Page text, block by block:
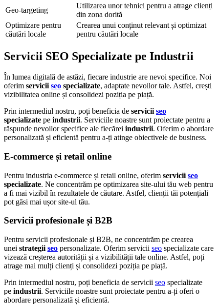
Geo-targeting
Utilizarea unor tehnici pentru a atrage clienți
din zona dorită
Optimizare pentru
căutări locale
Crearea unui conținut relevant și optimizat
pentru căutări locale
Servicii SEO Specializate pe Industrii
În lumea digitală de astăzi, fiecare industrie are nevoi specifice. Noi
oferim servicii seo specializate, adaptate nevoilor tale. Astfel, crești
vizibilitatea online și consolidezi poziția pe piață.
Prin intermediul nostru, poți beneficia de servicii seo
specializate pe industrii. Serviciile noastre sunt proiectate pentru a
răspunde nevoilor specifice ale fiecărei industrii. Oferim o abordare
personalizată și eficientă pentru a-ți atinge obiectivele de business.
E-commerce și retail online
Pentru industria e-commerce și retail online, oferim servicii seo
specializate. Ne concentrăm pe optimizarea site-ului tău web pentru
a fi mai vizibil în rezultatele de căutare. Astfel, clienții tăi potențiali
pot găsi mai ușor site-ul tău.
Servicii profesionale și B2B
Pentru servicii profesionale și B2B, ne concentrăm pe crearea
unei strategii seo personalizate. Oferim servicii seo specializate care
vizează creșterea autorității și a vizibilității tale online. Astfel, poți
atrage mai mulți clienți și consolidezi poziția pe piață.
Prin intermediul nostru, poți beneficia de servicii seo specializate
pe industrii. Serviciile noastre sunt proiectate pentru a-ți oferi o
abordare personalizată și eficientă.